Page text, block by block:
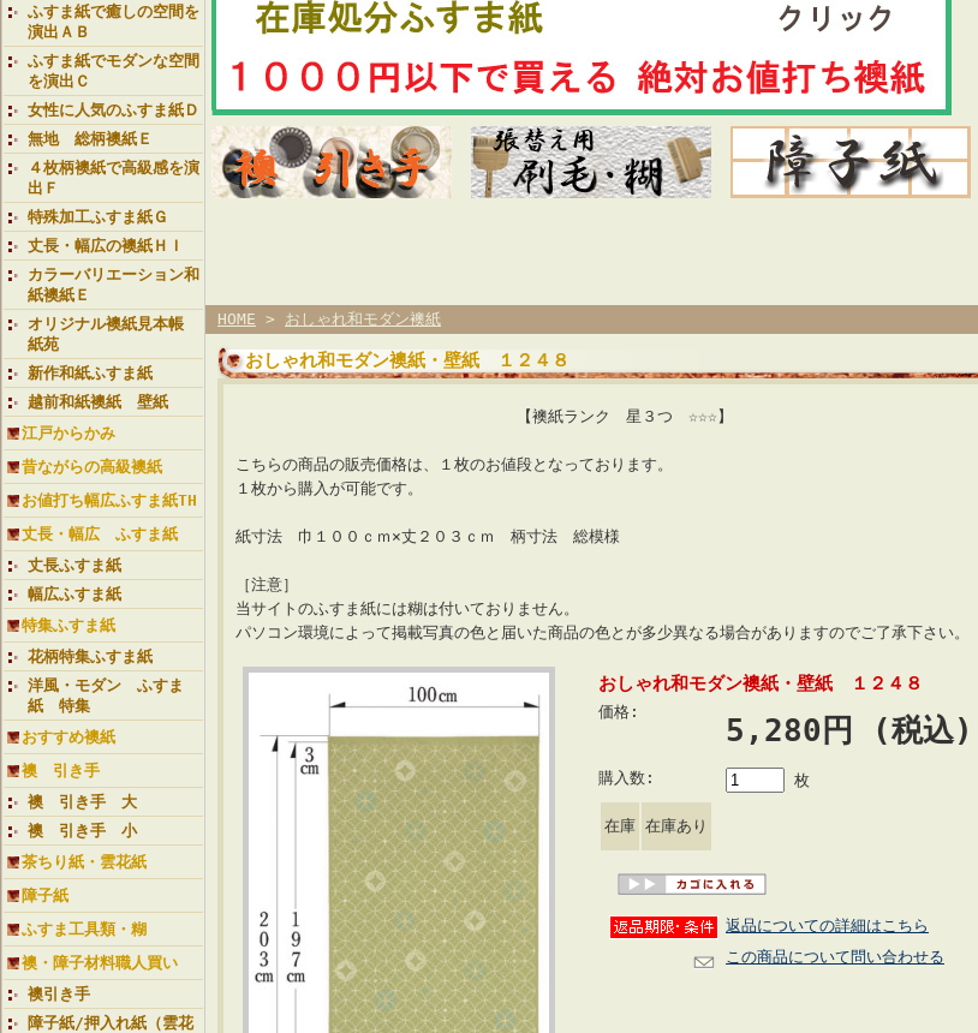
ふすま紙で癒しの空間を
演出ＡＢ
ふすま紙でモダンな空間
を演出Ｃ
女性に人気のふすま紙Ｄ
無地 総柄襖紙Ｅ
４枚柄襖紙で高級感を演
出Ｆ
特殊加工ふすま紙Ｇ
丈長・幅広の襖紙ＨＩ
カラーバリエーション和
紙襖紙Ｅ
オリジナル襖紙見本帳
紙苑
新作和紙ふすま紙
越前和紙襖紙 壁紙
江戸からかみ
昔ながらの高級襖紙
お値打ち幅広ふすま紙TH
丈長・幅広 ふすま紙
丈長ふすま紙
幅広ふすま紙
特集ふすま紙
花柄特集ふすま紙
洋風・モダン ふすま
紙 特集
おすすめ襖紙
襖 引き手
襖 引き手 大
襖 引き手 小
茶ちり紙・雲花紙
障子紙
ふすま工具類・糊
襖・障子材料職人買い
襖引き手
障子紙/押入れ紙（雲花
HOME > おしゃれ和モダン襖紙
おしゃれ和モダン襖紙・壁紙 １２４８
【襖紙ランク 星３つ ☆☆☆】
こちらの商品の販売価格は、１枚のお値段となっております。
１枚から購入が可能です。
紙寸法 巾１００ｃｍ×丈２０３ｃｍ 柄寸法 総模様
［注意］
当サイトのふすま紙には糊は付いておりません。
パソコン環境によって掲載写真の色と届いた商品の色とが多少異なる場合がありますのでご了承下さい。
おしゃれ和モダン襖紙・壁紙 １２４８
価格:
5,280円 (税込)
購入数: 枚
在庫 在庫あり
返品についての詳細はこちら
この商品について問い合わせる